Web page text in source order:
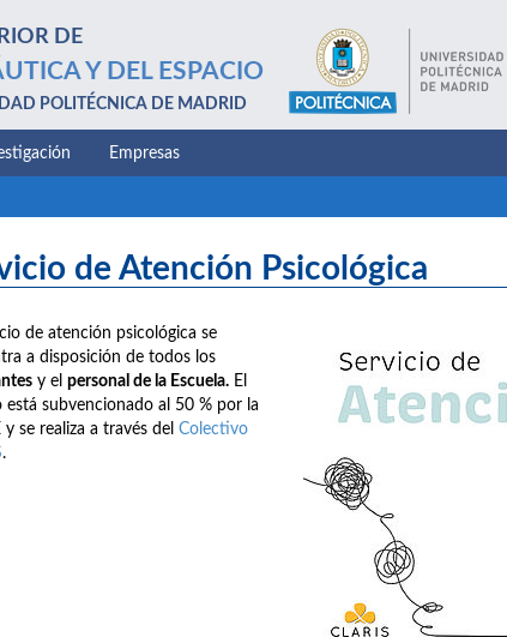
DE
Y DEL ESPACIO
POLITÉCNICA DE MADRID
Empresas
de Atención Psicológica
de atención psicológica se
a disposición de todos los
y el personal de la Escuela. El
está subvencionado al 50 % por la
y se realiza a través del Colectivo
.